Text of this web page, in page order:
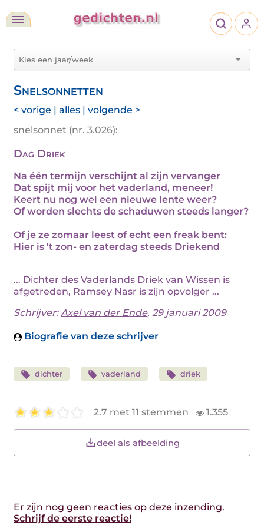
Snelsonnetten
< vorige | alles | volgende >
snelsonnet (nr. 3.026):
Dag Driek
Na één termijn verschijnt al zijn vervanger
Dat spijt mij voor het vaderland, meneer!
Keert nu nog wel een nieuwe lente weer?
Of worden slechts de schaduwen steeds langer?
Of je ze zomaar leest of echt een freak bent:
Hier is 't zon- en zaterdag steeds Driekend
... Dichter des Vaderlands Driek van Wissen is
afgetreden, Ramsey Nasr is zijn opvolger ...
Schrijver:Axel van der Ende, 29 januari 2009
Biografie van deze schrijver
dichter vaderland driek
2.7 met 11 stemmen 1.355
deel als afbeelding
Er zijn nog geen reacties op deze inzending.
Schrijf de eerste reactie!